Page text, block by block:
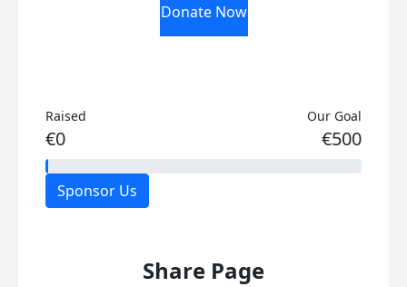
Donate Now
Raised
€0
Our Goal
€500
Sponsor Us
Share Page